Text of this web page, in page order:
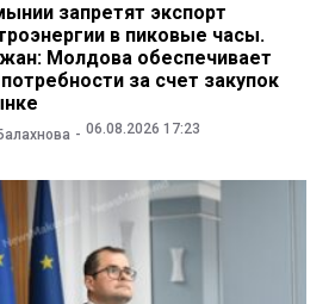
запретят экспорт
в пиковые часы.
Молдова обеспечивает
за счет закупок
06.08.2026 17:23